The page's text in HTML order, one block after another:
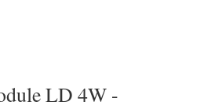
LD 4W -